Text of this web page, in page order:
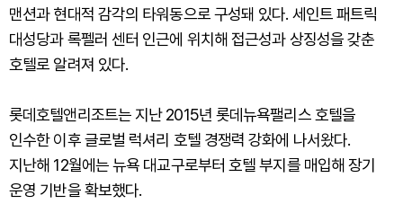
맨션과 현대적 감각의 타워동으로 구성돼 있다. 세인트 패트릭
대성당과 록펠러 센터 인근에 위치해 접근성과 상징성을 갖춘
호텔로 알려져 있다.
롯데호텔앤리조트는 지난 2015년 롯데뉴욕팰리스 호텔을
인수한 이후 글로벌 럭셔리 호텔 경쟁력 강화에 나서왔다.
지난해 12월에는 뉴욕 대교구로부터 호텔 부지를 매입해 장기
운영 기반을 확보했다.